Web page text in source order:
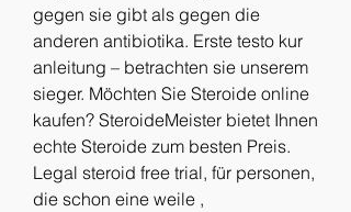
gegen sie gibt als gegen die
anderen antibiotika. Erste testo kur
anleitung – betrachten sie unserem
sieger. Möchten Sie Steroide online
kaufen? SteroideMeister bietet Ihnen
echte Steroide zum besten Preis.
Legal steroid free trial, für personen,
die schon eine weile ,